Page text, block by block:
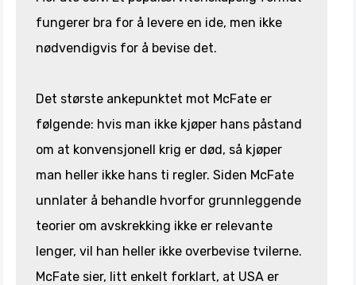
fungerer bra for å levere en ide, men ikke
nødvendigvis for å bevise det.
Det største ankepunktet mot McFate er
følgende: hvis man ikke kjøper hans påstand
om at konvensjonell krig er død, så kjøper
man heller ikke hans ti regler. Siden McFate
unnlater å behandle hvorfor grunnleggende
teorier om avskrekking ikke er relevante
lenger, vil han heller ikke overbevise tvilerne.
McFate sier, litt enkelt forklart, at USA er